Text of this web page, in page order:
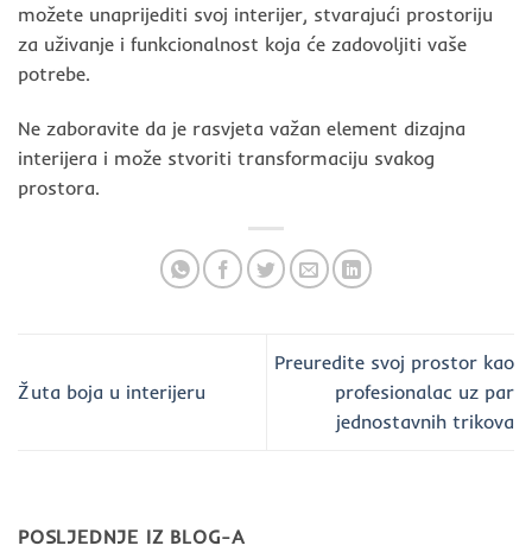
možete unaprijediti svoj interijer, stvarajući prostoriju
za uživanje i funkcionalnost koja će zadovoljiti vaše
potrebe.
Ne zaboravite da je rasvjeta važan element dizajna
interijera i može stvoriti transformaciju svakog
prostora.
Žuta boja u interijeru
Preuredite svoj prostor kao
profesionalac uz par
jednostavnih trikova
POSLJEDNJE IZ BLOG-A